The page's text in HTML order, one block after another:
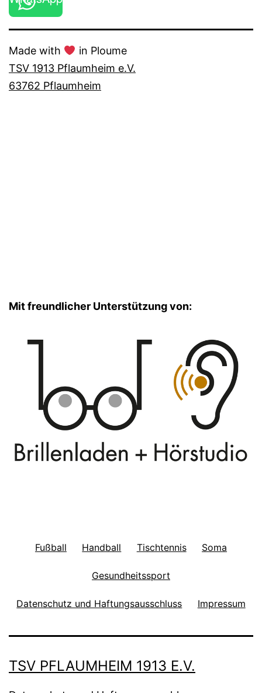
Made with
in Ploume
TSV 1913 Pflaumheim e.V.
63762 Pflaumheim
Mit freundlicher Unterstützung von:
Fußball Handball Tischtennis Soma
Gesundheitssport
Datenschutz und Haftungsausschluss Impressum
TSV PFLAUMHEIM 1913 E.V.